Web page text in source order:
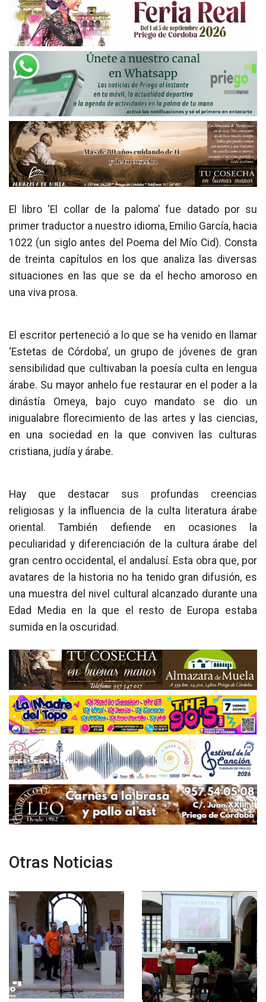
El libro ‘El collar de la paloma’ fue datado por su
primer traductor a nuestro idioma, Emilio García, hacia
1022 (un siglo antes del Poema del Mío Cid). Consta
de treinta capítulos en los que analiza las diversas
situaciones en las que se da el hecho amoroso en
una viva prosa.
El escritor perteneció a lo que se ha venido en llamar
‘Estetas de Córdoba’, un grupo de jóvenes de gran
sensibilidad que cultivaban la poesía culta en lengua
árabe. Su mayor anhelo fue restaurar en el poder a la
dinástía Omeya, bajo cuyo mandato se dio un
inigualabre florecimiento de las artes y las ciencias,
en una sociedad en la que conviven las culturas
cristiana, judía y árabe.
Hay que destacar sus profundas creencias
religiosas y la influencia de la culta literatura árabe
oriental. También defiende en ocasiones la
peculiaridad y diferenciación de la cultura árabe del
gran centro occidental, el andalusí. Esta obra que, por
avatares de la historia no ha tenido gran difusión, es
una muestra del nivel cultural alcanzado durante una
Edad Media en la que el resto de Europa estaba
sumida en la oscuridad.
Otras Noticias